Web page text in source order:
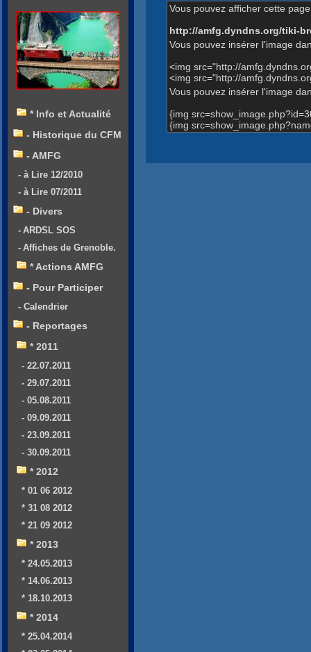
Vous pouvez afficher cette
http://amfg.dyndns.org/tiki-
Vous pouvez insérer l'image
<img src="http://
<img src="http://
Vous pouvez insérer l'image
{img
{img
* Info et Actualité
- Historique du CFM
- AMFG
- à Lire 12/2010
- à Lire 07/2011
- Divers
- ARDSL SOS
- Affiches de Grenoble.
* Actions AMFG
- Pour Participer
- Calendrier
- Reportages
* 2011
- 22.07.2011
- 29.07.2011
- 05.08.2011
- 09.09.2011
- 23.09.2011
- 30.09.2011
* 2012
* 01 06 2012
* 31 08 2012
* 21 09 2012
* 2013
* 24.05.2013
* 14.06.2013
* 18.10.2013
* 2014
* 25.04.2014